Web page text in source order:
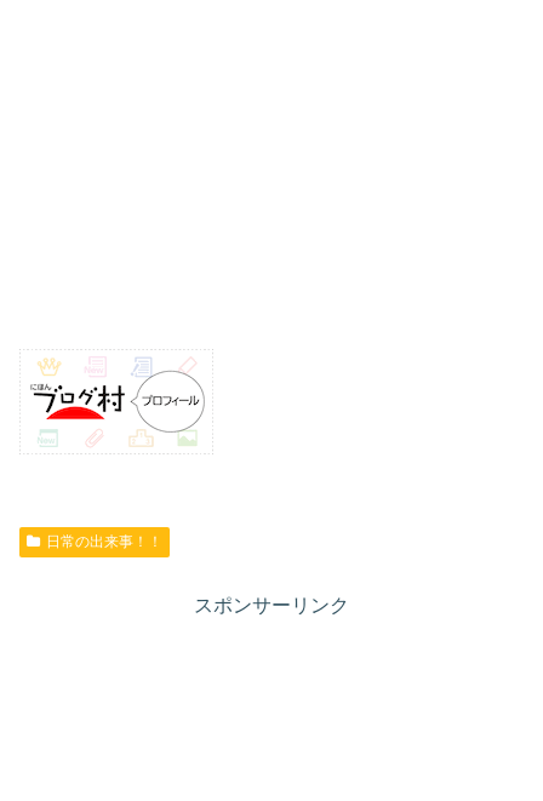
日常の出来事！！
スポンサーリンク